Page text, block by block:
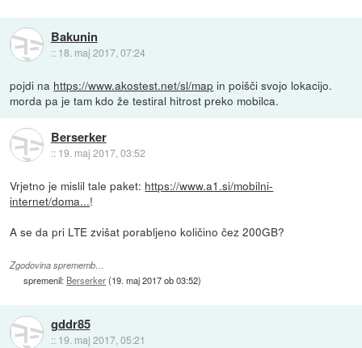
Bakunin
:: 18. maj 2017, 07:24
pojdi na https://www.akostest.net/sl/map in poišči svojo lokacijo.
morda pa je tam kdo že testiral hitrost preko mobilca.
Berserker
:: 19. maj 2017, 03:52
Vrjetno je mislil tale paket: https://www.a1.si/mobilni-
internet/doma...!
A se da pri LTE zvišat porabljeno količino čez 200GB?
Zgodovina sprememb…
spremenil: Berserker(19. maj 2017 ob 03:52)
gddr85
:: 19. maj 2017, 05:21